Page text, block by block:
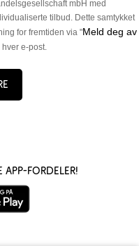
mbH med
tilbud. Dette samtykket
for fremtiden via "Meld deg av
e-post.
app-fordeler!